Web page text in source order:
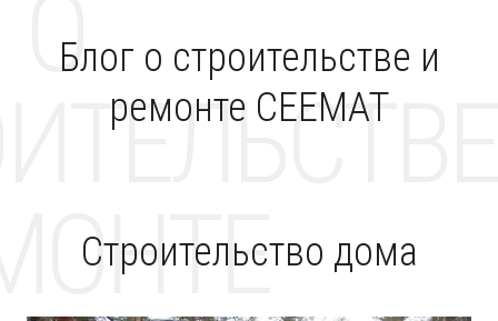
Блог о строительстве и
ремонте CEEMAT
О
Строительство дома